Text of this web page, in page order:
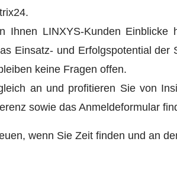
Ihnen LINXYS-Kunden
Einsatz- und Erfolgspotential
keine Fragen offen.
an und profitieren Sie von
sowie das Anmeldeformular
wenn Sie Zeit finden und an